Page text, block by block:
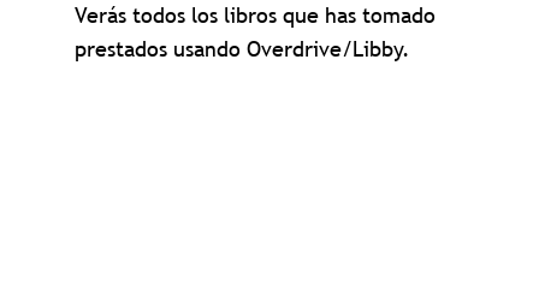
Verás todos los libros que has tomado
prestados usando Overdrive/Libby.